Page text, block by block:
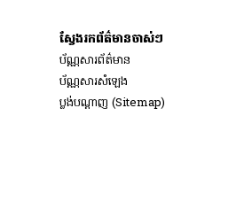
ស្វែងរកព័ត៌មានចាស់ៗ
ប័ណ្ណសារ​ព័ត៌មាន​
ប័ណ្ណសារ​សំឡេង
ប្លង់បណ្តាញ (Sitemap)